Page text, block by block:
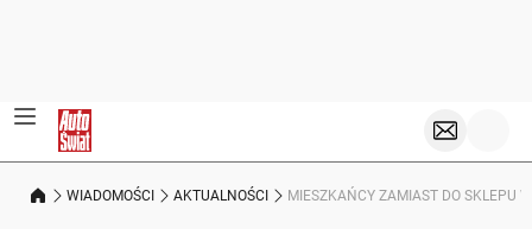
WIADOMOŚCI AKTUALNOŚCI MIESZKAŃCY ZAMIAST DO SKLEPU